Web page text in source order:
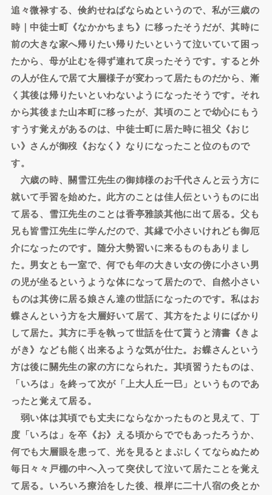
追々微禄する、倹約せねばならぬというので、私が三歳の
時｜中徒士町《なかかちまち》に移ったそうだが、其時に
前の大きな家へ帰りたい帰りたいというて泣いていて困っ
たから、母が止むを得ず連れて戻ったそうです。すると外
の人が住んで居て大層様子が変わって居たものだから、漸
く其後は帰りたいといわないようになったそうです。それ
から其後また山本町に移ったが、其頃のことで幼心にもう
すうす覚えがあるのは、中徒士町に居た時に祖父《おじ
い》さんが御歿《おなく》なりになったこと位のもので
す。
六歳の時、關雪江先生の御姉様のお千代さんと云う方に
就いて手習を始めた。此方のことは佳人伝というものに出
て居る、雪江先生のことは香亭雅談其他に出て居る。父も
兄も皆雪江先生に学んだので、其縁で小さいけれども御厄
介になったのです。随分大勢習いに来るものもありまし
た。男女とも一室で、何でも年の大きい女の傍に小さい男
の児が坐るというような体になって居たので、自然小さい
ものは其傍に居る娘さん達の世話になったのです。私はお
蝶さんという方を大層好いて居て、其方をたよりにばかり
して居た。其方に手を執って世話を仕て貰うと清書《きよ
がき》なども能く出来るような気が仕た。お蝶さんという
方は後に關先生の家の方になられた。其頃習うたものは、
「いろは」を終って次が「上大人丘一巳」というものであ
ったと覚えて居る。
弱い体は其頃でも丈夫にならなかったものと見えて、丁
度「いろは」を卒《お》える頃からででもあったろうか、
何でも大層眼を患って、光を見るとまぶしくてならぬため
毎日々々戸棚の中へ入って突伏して泣いて居たことを覚え
て居る。いろいろ療治をした後、根岸に二十八宿の灸とか